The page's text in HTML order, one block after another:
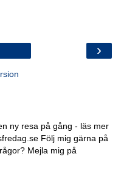
›
ny resa på gång - läs mer
Följ mig gärna på
Mejla mig på